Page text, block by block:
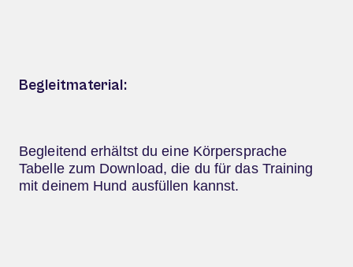
Begleitmaterial:​
Begleitend erhältst du eine Körpersprache
Tabelle zum Download, die du für das Training
mit deinem Hund ausfüllen kannst.